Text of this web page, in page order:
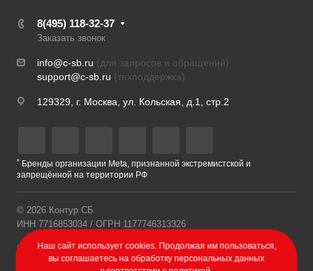
8(495) 118-32-37
Заказать звонок
info@c-sb.ru (для запросов и обращений)
support@c-sb.ru (техподдержка)
129329, г. Москва, ул. Кольская, д.1, стр.2
* Бренды организации Meta, признанной экстремистской и
запрещённой на территории РФ
© 2026 Контур СБ
ИНН 7716853034 / ОГРН 1177746313326
Политика конфиденциальности
Наш сайт использует cookies. Продолжая им пользоваться,
вы соглашаетесь на обработку персональных данных